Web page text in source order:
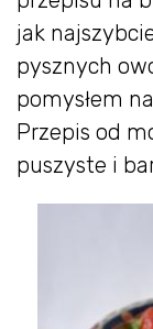
jak
pysznych
pomysłem
Przepis od
puszyste i